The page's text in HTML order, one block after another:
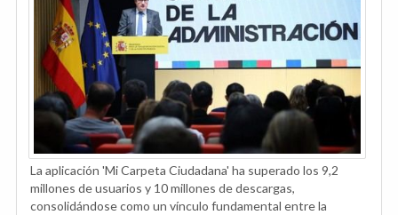
La aplicación 'Mi Carpeta Ciudadana' ha superado los 9,2
millones de usuarios y 10 millones de descargas,
consolidándose como un vínculo fundamental entre la